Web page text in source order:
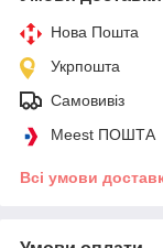
Нова Пошта
Укрпошта
Самовивіз
Meest ПОШТА
Всі умови